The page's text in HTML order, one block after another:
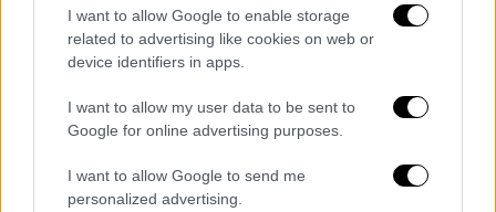
I want to allow Google to enable storage
related to advertising like cookies on web or
device identifiers in apps.
I want to allow my user data to be sent to
Google for online advertising purposes.
I want to allow Google to send me
personalized advertising.
מתחם צבאי ועמדת תצפית ששימשו את
הארגון.
כמו כן, כלי טיס של חיל-האויר תקף
חוליית מחבלים שפעלה במרחב הגבול
והשמיד אמצעי לחימה שהיו ברשותה.
pic.twitter.com/DycQIv6b1g